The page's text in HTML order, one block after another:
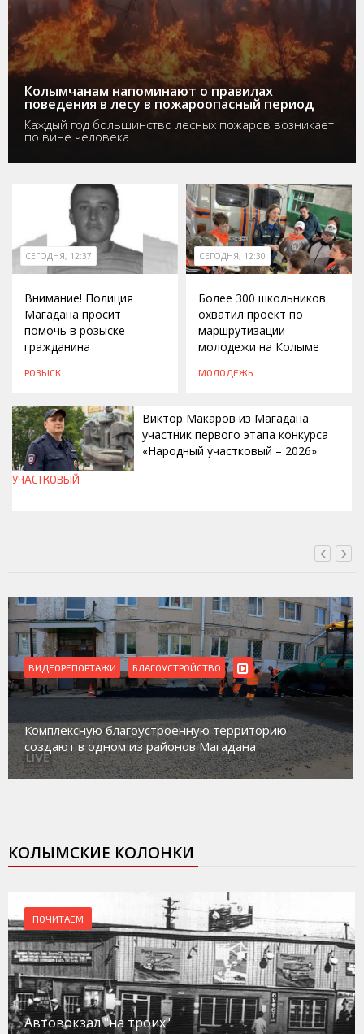
Колымчанам напоминают о правилах
поведения в лесу в пожароопасный период
Каждый год большинство лесных пожаров возникает
по вине человека
СЕГОДНЯ, 12:37
Внимание! Полиция
Магадана просит
помочь в розыске
гражданина
РОЗЫСК
СЕГОДНЯ, 12:30
Более 300 школьников
охватил проект по
маршрутизации
молодежи на Колыме
МОЛОДЕЖЬ
Виктор Макаров из Магадана
участник первого этапа конкурса
«Народный участковый – 2026»
УЧАСТКОВЫЙ
ВИДЕОРЕПОРТАЖИ
Магадан присоединился к пилотному проекту по
работе с несовершеннолетними из групп
социального риска «Переправа»
КОЛЫМСКИЕ КОЛОНКИ
ПОЧИТАЕМ
Автовокзал "на троих"